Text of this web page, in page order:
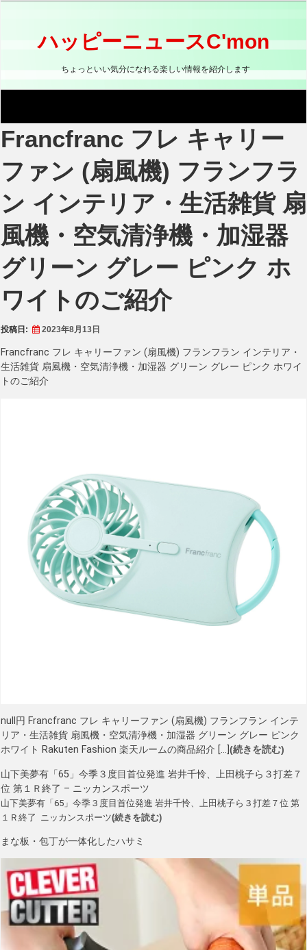
ス
ッ
プ
ハッピーニュースC'mon
ちょっといい気分になれる楽しい情報を紹介します
Francfranc フレ キャリー
ファン (扇風機) フランフラ
ン インテリア・生活雑貨 扇
風機・空気清浄機・加湿器
グリーン グレー ピンク ホ
ワイトのご紹介
投稿日: 2023年8月13日
Francfranc フレ キャリーファン (扇風機) フランフラン インテリア・
生活雑貨 扇風機・空気清浄機・加湿器 グリーン グレー ピンク ホワイ
トのご紹介
null円 Francfranc フレ キャリーファン (扇風機) フランフラン インテ
リア・生活雑貨 扇風機・空気清浄機・加湿器 グリーン グレー ピンク
ホワイト Rakuten Fashion 楽天ルームの商品紹介 […] (続きを読む)
山下美夢有「65」今季３度目首位発進 岩井千怜、上田桃子ら３打差７
位 第１Ｒ終了 – ニッカンスポーツ
山下美夢有「65」今季３度目首位発進 岩井千怜、上田桃子ら３打差７位 第
１Ｒ終了 ニッカンスポーツ(続きを読む)
まな板・包丁が一体化したハサミ